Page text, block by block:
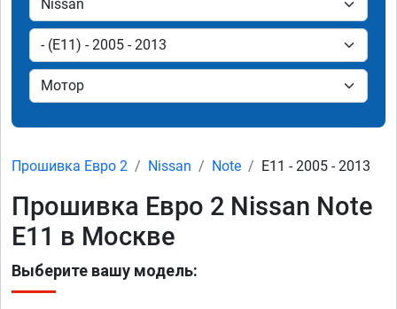
Прошивка Евро 2 Nissan Note E11 - 2005 - 2013
Прошивка Евро 2 Nissan Note
E11 в Москве
Выберите вашу модель: